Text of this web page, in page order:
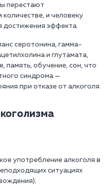
перестают
и человеку
достижения эффекта.
серотонина, гамма-
и глутамата,
память, обучение, сон, что
синдрома —
при отказе от алкоголя.
употребление алкоголя в
ситуациях